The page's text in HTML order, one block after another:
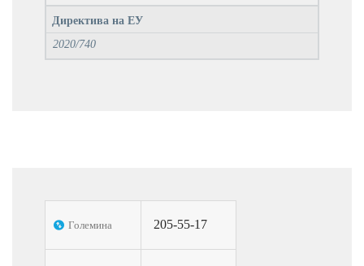
Директива на ЕУ
2020/740
Големина 205-55-17